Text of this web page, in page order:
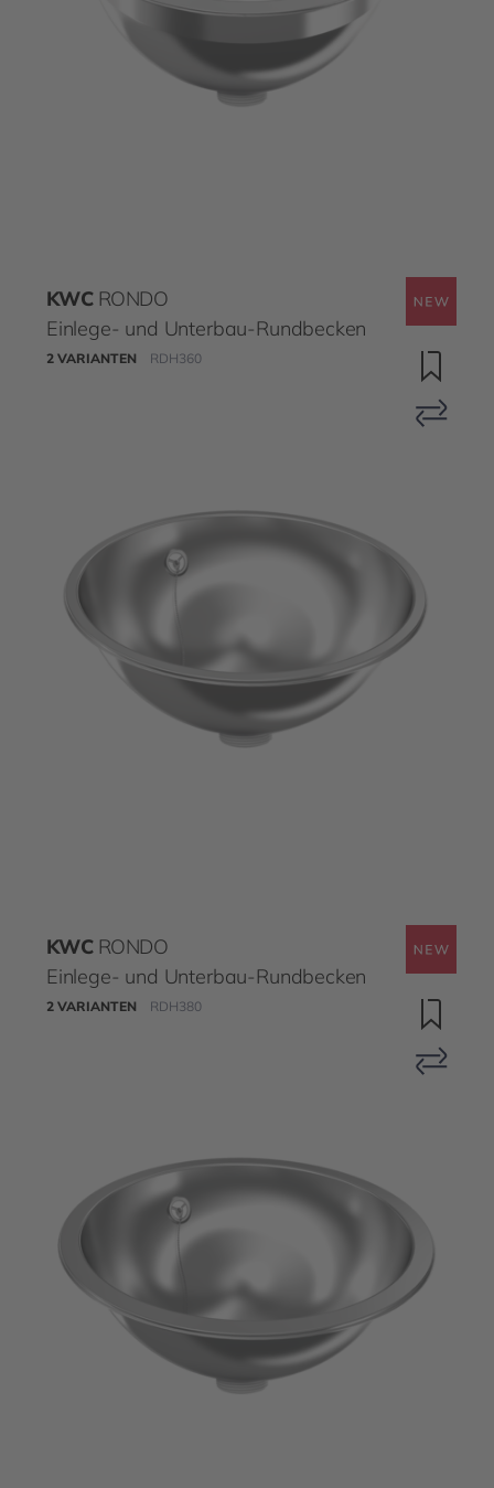
KWC RONDO
Einlege- und Unterbau-Rundbecken
2 VARIANTEN RDH360
KWC RONDO
Einlege- und Unterbau-Rundbecken
2 VARIANTEN RDH380